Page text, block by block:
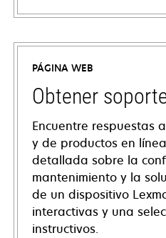
PÁGINA WEB
Obtener
Encuentre respuestas
y de productos en
detallada sobre la
mantenimiento y la
de un dispositivo
interactivas y una
instructivos.